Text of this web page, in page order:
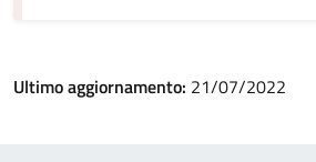
Ultimo aggiornamento: 21/07/2022